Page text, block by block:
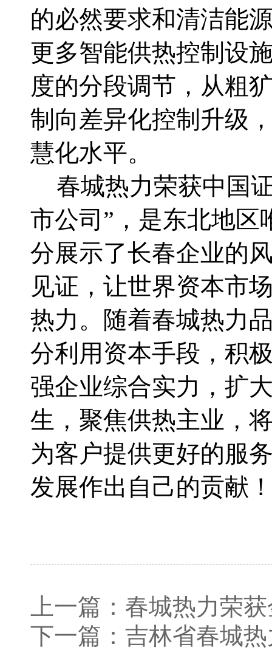
的必然要求和清洁能
更多智能供热控制设
度的分段调节，从粗
制向差异化控制升级
慧化水平。
春城热力荣获中国
市公司”，是东北地
分展示了长春企业的
见证，让世界资本市
热力。随着春城热力
分利用资本手段，积
强企业综合实力，扩
生，聚焦供热主业，
为客户提供更好的服
发展作出自己的贡献
上一篇： 春城热力荣
下一篇： 吉林省春城